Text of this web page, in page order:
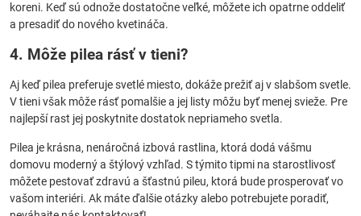
koreni. Keď sú odnože dostatočne veľké, môžete ich opatrne oddeliť
a presadiť do nového kvetináča.
4. Môže pilea rásť v tieni?
Aj keď pilea preferuje svetlé miesto, dokáže prežiť aj v slabšom svetle.
V tieni však môže rásť pomalšie a jej listy môžu byť menej svieže. Pre
najlepší rast jej poskytnite dostatok nepriameho svetla.
Pilea je krásna, nenáročná izbová rastlina, ktorá dodá vášmu
domovu moderný a štýlový vzhľad. S týmito tipmi na starostlivosť
môžete pestovať zdravú a šťastnú pileu, ktorá bude prosperovať vo
vašom interiéri. Ak máte ďalšie otázky alebo potrebujete poradiť,